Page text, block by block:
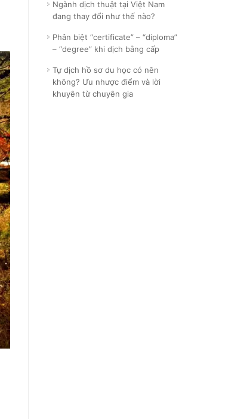
Ngành dịch thuật tại Việt Nam
đang thay đổi như thế nào?
Phân biệt “certificate” – “diploma”
– “degree” khi dịch bằng cấp
Tự dịch hồ sơ du học có nên
không? Ưu nhược điểm và lời
khuyên từ chuyên gia